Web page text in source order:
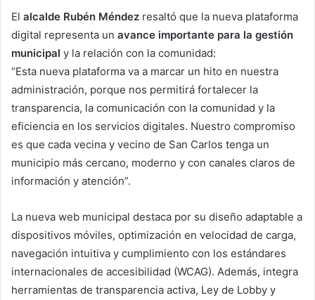
El alcalde Rubén Méndez resaltó que la nueva plataforma
digital representa un avance importante para la gestión
municipal y la relación con la comunidad:
“Esta nueva plataforma va a marcar un hito en nuestra
administración, porque nos permitirá fortalecer la
transparencia, la comunicación con la comunidad y la
eficiencia en los servicios digitales. Nuestro compromiso
es que cada vecina y vecino de San Carlos tenga un
municipio más cercano, moderno y con canales claros de
información y atención”.
La nueva web municipal destaca por su diseño adaptable a
dispositivos móviles, optimización en velocidad de carga,
navegación intuitiva y cumplimiento con los estándares
internacionales de accesibilidad (WCAG). Además, integra
herramientas de transparencia activa, Ley de Lobby y